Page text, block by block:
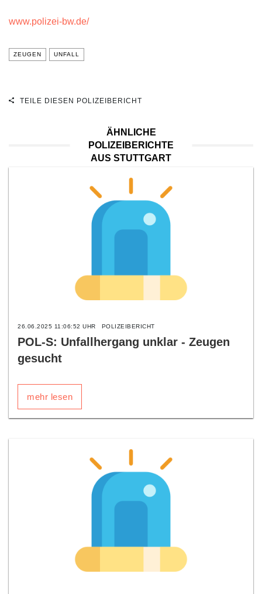
www.polizei-bw.de/
ZEUGEN UNFALL
TEILE DIESEN POLIZEIBERICHT
ÄHNLICHE
POLIZEIBERICHTE
AUS STUTTGART
26.06.2025 11:06:52 UHR POLIZEIBERICHT
POL-S: Unfallhergang unklar - Zeugen
gesucht
mehr lesen